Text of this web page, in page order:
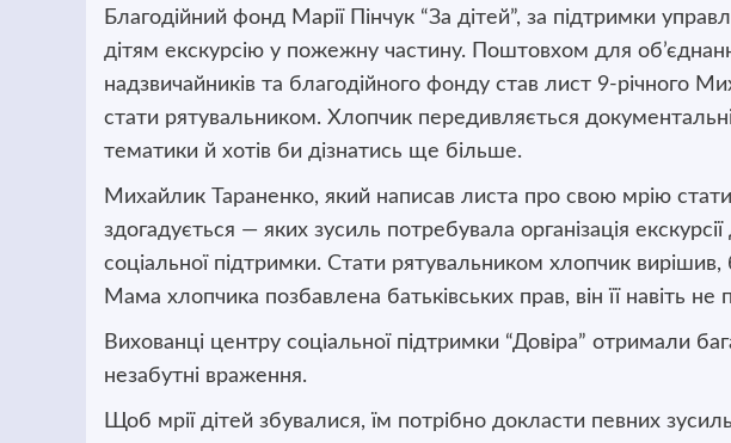
Благодійний фонд Марії Пінчук “За дітей”, за підтримки
дітям екскурсію у пожежну частину. Поштовхом для
надзвичайників та благодійного фонду став лист 9-річного
стати рятувальником. Хлопчик передивляється
тематики й хотів би дізнатись ще більше.
Михайлик Тараненко, який написав листа про свою мрію
здогадується — яких зусиль потребувала організація
соціальної підтримки. Стати рятувальником хлопчик
Мама хлопчика позбавлена батьківських прав, він її навіть не
Вихованці центру соціальної підтримки “Довіра” отримали
незабутні враження.
Щоб мрії дітей збувалися, їм потрібно докласти певних